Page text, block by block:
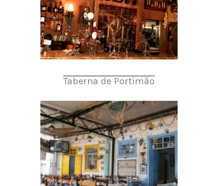
Taberna de Portimão